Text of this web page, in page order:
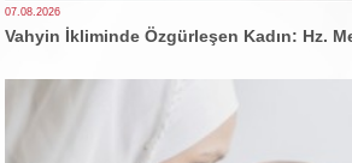
07.08.2026
Vahyin İkliminde Özgürleşen Kadın: Hz.